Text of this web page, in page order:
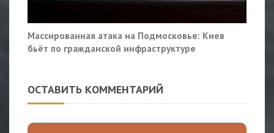
Массированная атака на Подмосковье: Киев
бьёт по гражданской инфраструктуре
ОСТАВИТЬ КОММЕНТАРИЙ